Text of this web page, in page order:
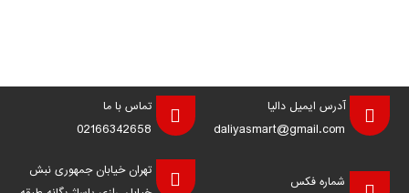
آدرس ایمیل دالیا
daliyasmart@gmail.com
تماس با ما
02166342658
شماره فکس
تهران خیابان جمهوری نبش